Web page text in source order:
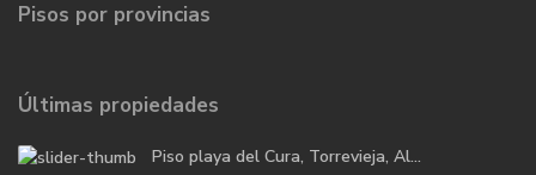
Pisos por provincias
Últimas propiedades
Piso playa del Cura, Torrevieja, Al...